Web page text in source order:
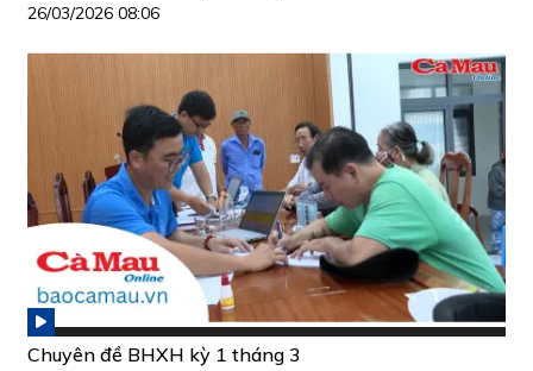
26/03/2026 08:06
Chuyên đề BHXH kỳ 1 tháng 3